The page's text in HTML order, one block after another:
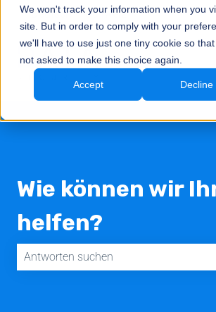
We won't track your information when you
site. But in order to comply with your
we'll have to use just one tiny cookie so
not asked to make this choice again.
Accept Decline
Deutsch – SchweizUntermenü für
Wie können wir
helfen?